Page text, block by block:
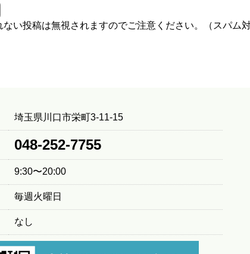
ない投稿は無視されますのでご注意ください。（スパム対
埼玉県川口市栄町3-11-15
048-252-7755
9:30〜20:00
毎週火曜日
なし